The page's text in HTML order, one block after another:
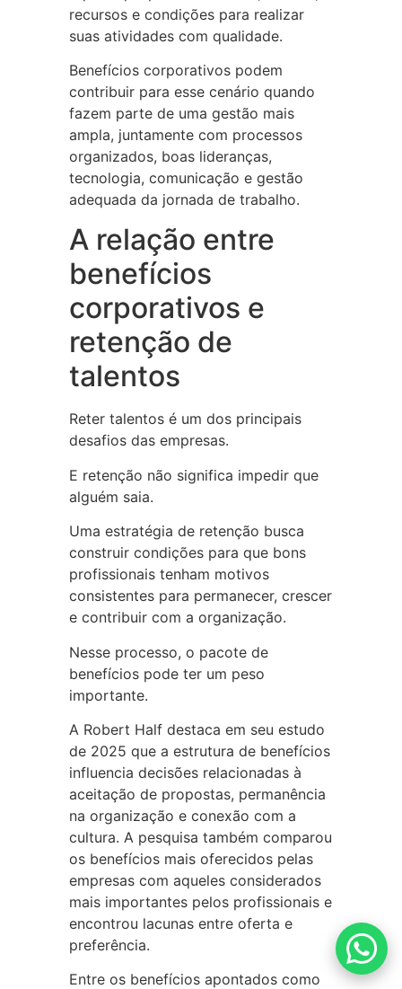
recursos e condições para realizar
suas atividades com qualidade.
Benefícios corporativos podem
contribuir para esse cenário quando
fazem parte de uma gestão mais
ampla, juntamente com processos
organizados, boas lideranças,
tecnologia, comunicação e gestão
adequada da jornada de trabalho.
A relação entre
benefícios
corporativos e
retenção de
talentos
Reter talentos é um dos principais
desafios das empresas.
E retenção não significa impedir que
alguém saia.
Uma estratégia de retenção busca
construir condições para que bons
profissionais tenham motivos
consistentes para permanecer, crescer
e contribuir com a organização.
Nesse processo, o pacote de
benefícios pode ter um peso
importante.
A Robert Half destaca em seu estudo
de 2025 que a estrutura de benefícios
influencia decisões relacionadas à
aceitação de propostas, permanência
na organização e conexão com a
cultura. A pesquisa também comparou
os benefícios mais oferecidos pelas
empresas com aqueles considerados
mais importantes pelos profissionais e
encontrou lacunas entre oferta e
preferência.
Entre os benefícios apontados como